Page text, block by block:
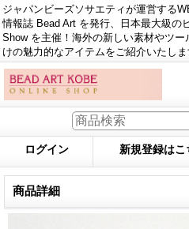
ジャパンビーズソサエティが運営する
情報誌 Bead Art を発行、日本最大級の
Show を主催！海外の新しい素材やツ
けの魅力的なアイテムをご紹介いたしま
ログイン 新規登録はこ
商品詳細